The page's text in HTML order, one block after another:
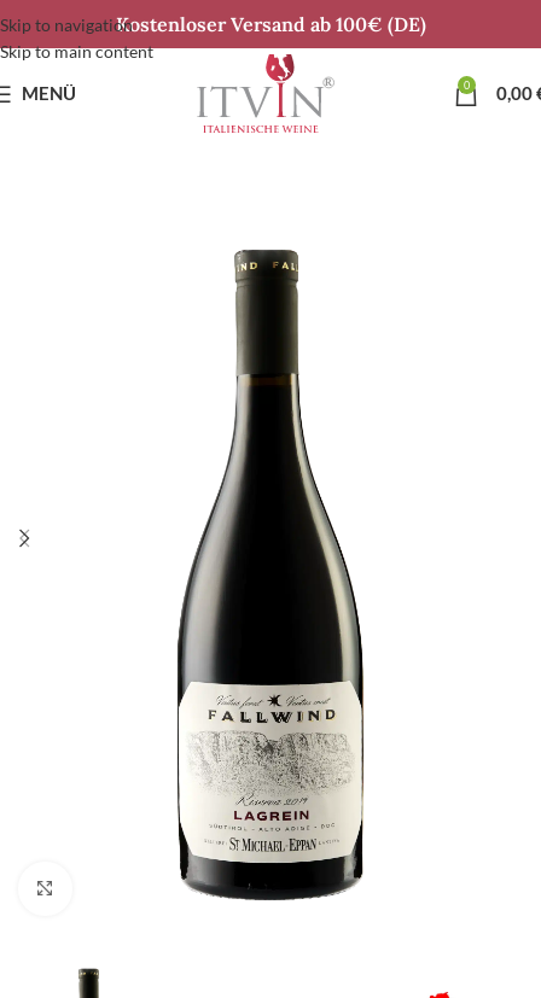
Skip to navigation
Skip to main content
Kostenloser Versand ab 100€ (DE)
MENÜ 0 0,00
Klick zum Vergrößern